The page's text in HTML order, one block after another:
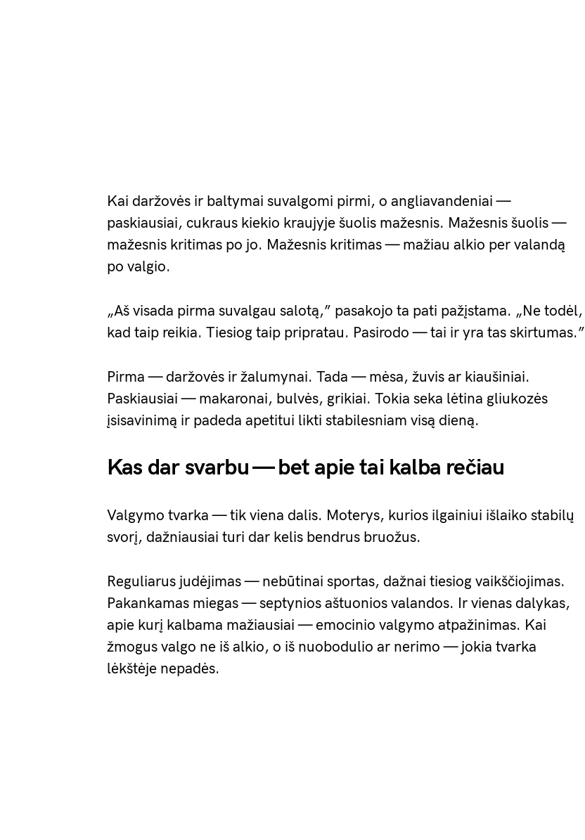
Kai daržovės ir baltymai suvalgomi pirmi, o angliavandeniai —
paskiausiai, cukraus kiekio kraujyje šuolis mažesnis. Mažesnis šuolis —
mažesnis kritimas po jo. Mažesnis kritimas — mažiau alkio per valandą
po valgio.
„Aš visada pirma suvalgau salotą,” pasakojo ta pati pažįstama. „Ne todėl,
kad taip reikia. Tiesiog taip pripratau. Pasirodo — tai ir yra tas skirtumas.”
Pirma — daržovės ir žalumynai. Tada — mėsa, žuvis ar kiaušiniai.
Paskiausiai — makaronai, bulvės, grikiai. Tokia seka lėtina gliukozės
įsisavinimą ir padeda apetitui likti stabilesniam visą dieną.
Kas dar svarbu — bet apie tai kalba rečiau
Valgymo tvarka — tik viena dalis. Moterys, kurios ilgainiui išlaiko stabilų
svorį, dažniausiai turi dar kelis bendrus bruožus.
Reguliarus judėjimas — nebūtinai sportas, dažnai tiesiog vaikščiojimas.
Pakankamas miegas — septynios aštuonios valandos. Ir vienas dalykas,
apie kurį kalbama mažiausiai — emocinio valgymo atpažinimas. Kai
žmogus valgo ne iš alkio, o iš nuobodulio ar nerimo — jokia tvarka
lėkštėje nepadės.